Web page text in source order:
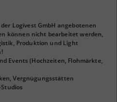
Logivest GmbH angebotenen
können nicht bearbeitet werden,
Produktion und Light
Events (Hochzeiten, Flohmärkte,
Vergnügungsstätten